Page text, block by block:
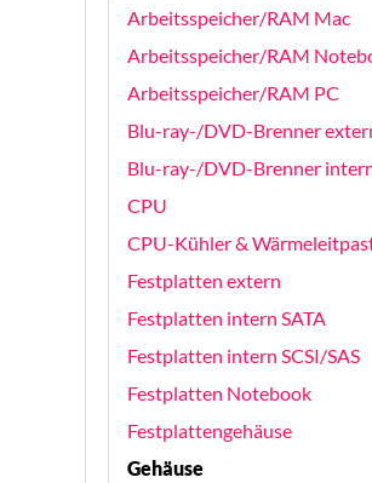
Arbeitsspeicher/RAM Mac
Arbeitsspeicher/RAM
Arbeitsspeicher/RAM PC
Blu-ray-/DVD-Brenner
Blu-ray-/DVD-Brenner
CPU
CPU-Kühler &
Festplatten extern
Festplatten intern SATA
Festplatten intern SCSI/SAS
Festplatten Notebook
Festplattengehäuse
Gehäuse